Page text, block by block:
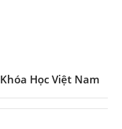
Khóa Học Việt Nam